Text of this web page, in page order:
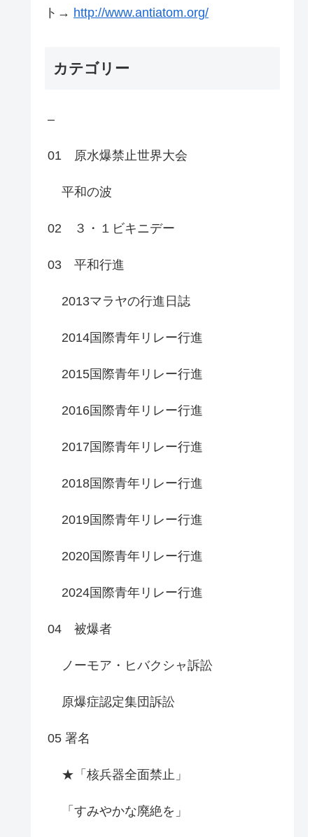
ト→ http://www.antiatom.org/
カテゴリー
–
01 原水爆禁止世界大会
平和の波
02 ３・１ビキニデー
03 平和行進
2013マラヤの行進日誌
2014国際青年リレー行進
2015国際青年リレー行進
2016国際青年リレー行進
2017国際青年リレー行進
2018国際青年リレー行進
2019国際青年リレー行進
2020国際青年リレー行進
2024国際青年リレー行進
04 被爆者
ノーモア・ヒバクシャ訴訟
原爆症認定集団訴訟
05 署名
★「核兵器全面禁止」
「すみやかな廃絶を」